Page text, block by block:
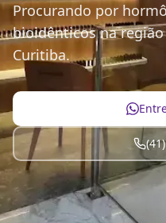
Procurando por
bioidênticos na
Curitiba.